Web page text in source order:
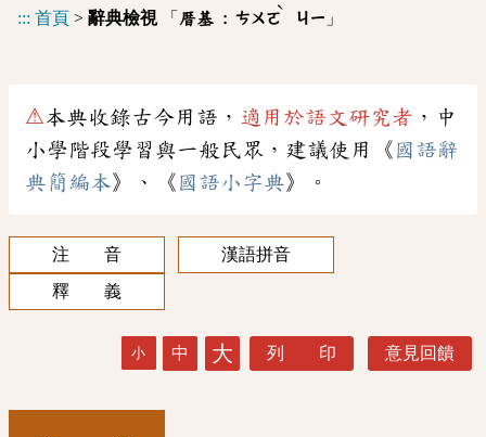
::: 首頁 > 辭典檢視「 厝基 : ㄘㄨㄛ
ˋ
ㄐㄧ 」
⚠本典收錄古今用語， 適用於語文研究者 ，中
小學階段學習與一般民眾，建議使用《 國語辭
典簡編本》、《 國語小字典》。
注 音
漢語拼音
釋 義
小 中 大 列 印 意見回饋